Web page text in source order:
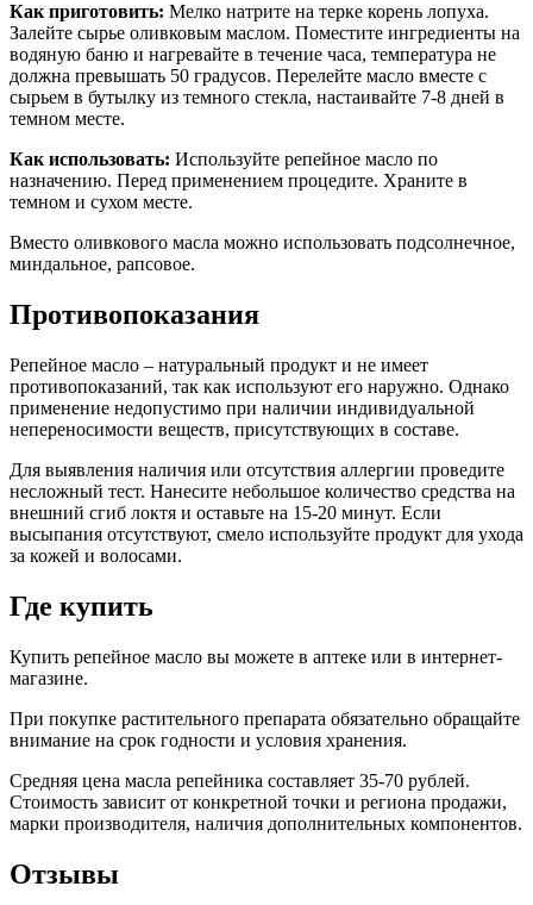
Как приготовить: Мелко натрите на терке корень лопуха.
Залейте сырье оливковым маслом. Поместите ингредиенты на
водяную баню и нагревайте в течение часа, температура не
должна превышать 50 градусов. Перелейте масло вместе с
сырьем в бутылку из темного стекла, настаивайте 7-8 дней в
темном месте.
Как использовать: Используйте репейное масло по
назначению. Перед применением процедите. Храните в
темном и сухом месте.
Вместо оливкового масла можно использовать подсолнечное,
миндальное, рапсовое.
Противопоказания
Репейное масло – натуральный продукт и не имеет
противопоказаний, так как используют его наружно. Однако
применение недопустимо при наличии индивидуальной
непереносимости веществ, присутствующих в составе.
Для выявления наличия или отсутствия аллергии проведите
несложный тест. Нанесите небольшое количество средства на
внешний сгиб локтя и оставьте на 15-20 минут. Если
высыпания отсутствуют, смело используйте продукт для ухода
за кожей и волосами.
Где купить
Купить репейное масло вы можете в аптеке или в интернет-
магазине.
При покупке растительного препарата обязательно обращайте
внимание на срок годности и условия хранения.
Средняя цена масла репейника составляет 35-70 рублей.
Стоимость зависит от конкретной точки и региона продажи,
марки производителя, наличия дополнительных компонентов.
Отзывы